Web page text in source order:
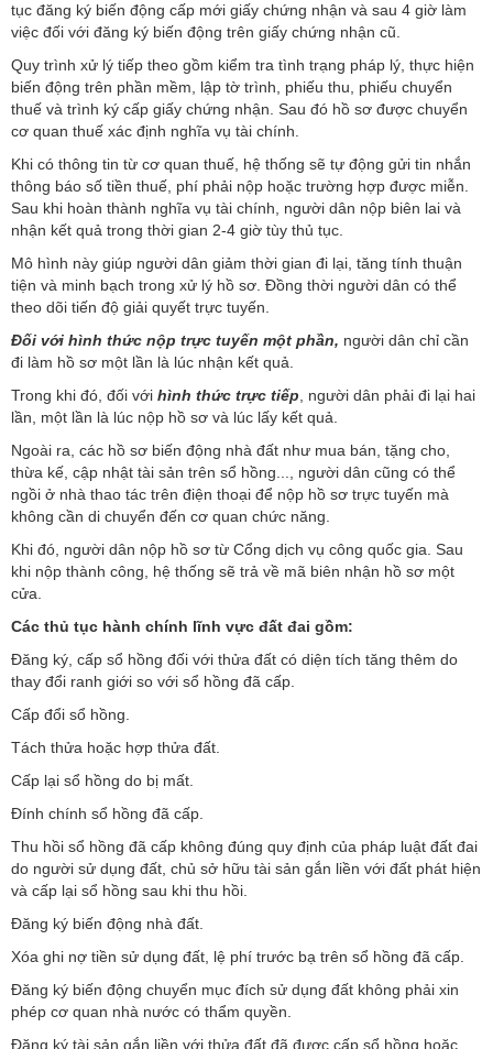
tục đăng ký biến động cấp mới giấy chứng nhận và sau 4 giờ làm
việc đối với đăng ký biến động trên giấy chứng nhận cũ.
Quy trình xử lý tiếp theo gồm kiểm tra tình trạng pháp lý, thực hiện
biến động trên phần mềm, lập tờ trình, phiếu thu, phiếu chuyển
thuế và trình ký cấp giấy chứng nhận. Sau đó hồ sơ được chuyển
cơ quan thuế xác định nghĩa vụ tài chính.
Khi có thông tin từ cơ quan thuế, hệ thống sẽ tự động gửi tin nhắn
thông báo số tiền thuế, phí phải nộp hoặc trường hợp được miễn.
Sau khi hoàn thành nghĩa vụ tài chính, người dân nộp biên lai và
nhận kết quả trong thời gian 2-4 giờ tùy thủ tục.
Mô hình này giúp người dân giảm thời gian đi lại, tăng tính thuận
tiện và minh bạch trong xử lý hồ sơ. Đồng thời người dân có thể
theo dõi tiến độ giải quyết trực tuyến.
Đối với hình thức nộp trực tuyến một phần, người dân chỉ cần
đi làm hồ sơ một lần là lúc nhận kết quả.
Trong khi đó, đối với hình thức trực tiếp, người dân phải đi lại hai
lần, một lần là lúc nộp hồ sơ và lúc lấy kết quả.
Ngoài ra, các hồ sơ biến động nhà đất như mua bán, tặng cho,
thừa kế, cập nhật tài sản trên sổ hồng..., người dân cũng có thể
ngồi ở nhà thao tác trên điện thoại để nộp hồ sơ trực tuyến mà
không cần di chuyển đến cơ quan chức năng.
Khi đó, người dân nộp hồ sơ từ Cổng dịch vụ công quốc gia. Sau
khi nộp thành công, hệ thống sẽ trả về mã biên nhận hồ sơ một
cửa.
Các thủ tục hành chính lĩnh vực đất đai gồm:
Đăng ký, cấp sổ hồng đối với thửa đất có diện tích tăng thêm do
thay đổi ranh giới so với sổ hồng đã cấp.
Cấp đổi sổ hồng.
Tách thửa hoặc hợp thửa đất.
Cấp lại sổ hồng do bị mất.
Đính chính sổ hồng đã cấp.
Thu hồi sổ hồng đã cấp không đúng quy định của pháp luật đất đai
do người sử dụng đất, chủ sở hữu tài sản gắn liền với đất phát hiện
và cấp lại sổ hồng sau khi thu hồi.
Đăng ký biến động nhà đất.
Xóa ghi nợ tiền sử dụng đất, lệ phí trước bạ trên sổ hồng đã cấp.
Đăng ký biến động chuyển mục đích sử dụng đất không phải xin
phép cơ quan nhà nước có thẩm quyền.
Đăng ký tài sản gắn liền với thửa đất đã được cấp sổ hồng hoặc